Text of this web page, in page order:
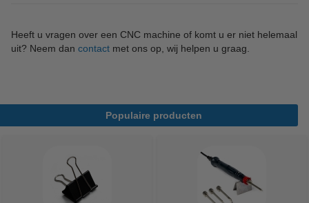
Heeft u vragen over een CNC machine of komt u er niet helemaal
uit? Neem dan contact met ons op, wij helpen u graag.
Populaire producten